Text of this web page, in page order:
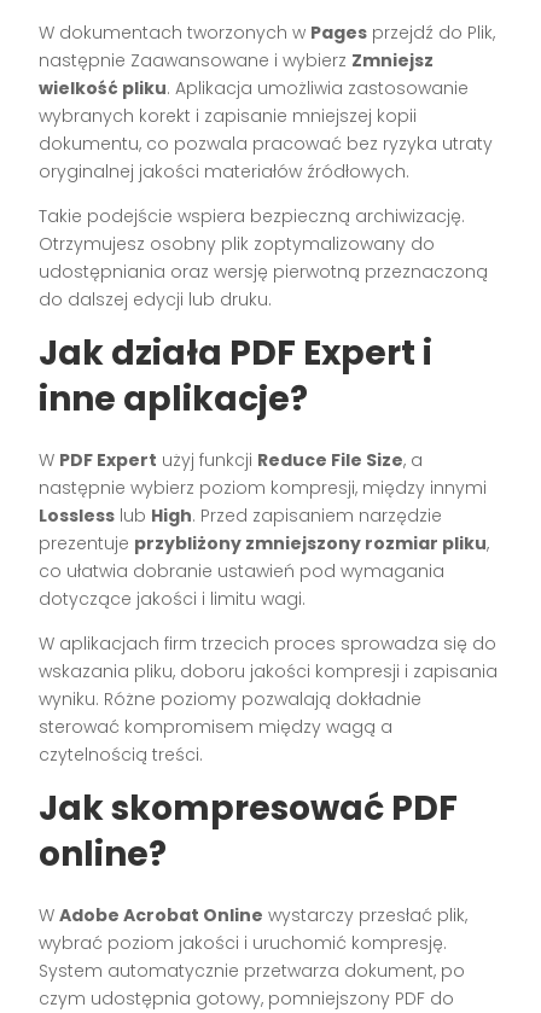
W dokumentach tworzonych w Pages przejdź do Plik,
następnie Zaawansowane i wybierz Zmniejsz
wielkość pliku. Aplikacja umożliwia zastosowanie
wybranych korekt i zapisanie mniejszej kopii
dokumentu, co pozwala pracować bez ryzyka utraty
oryginalnej jakości materiałów źródłowych.
Takie podejście wspiera bezpieczną archiwizację.
Otrzymujesz osobny plik zoptymalizowany do
udostępniania oraz wersję pierwotną przeznaczoną
do dalszej edycji lub druku.
Jak działa PDF Expert i
inne aplikacje?
W PDF Expert użyj funkcji Reduce File Size, a
następnie wybierz poziom kompresji, między innymi
Lossless lub High. Przed zapisaniem narzędzie
prezentuje przybliżony zmniejszony rozmiar pliku,
co ułatwia dobranie ustawień pod wymagania
dotyczące jakości i limitu wagi.
W aplikacjach firm trzecich proces sprowadza się do
wskazania pliku, doboru jakości kompresji i zapisania
wyniku. Różne poziomy pozwalają dokładnie
sterować kompromisem między wagą a
czytelnością treści.
Jak skompresować PDF
online?
WAdobe Acrobat Online wystarczy przesłać plik,
wybrać poziom jakości i uruchomić kompresję.
System automatycznie przetwarza dokument, po
czym udostępnia gotowy, pomniejszony PDF do